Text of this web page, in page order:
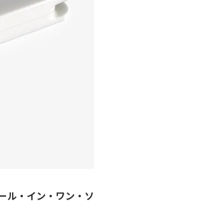
ル・イン・ワン・ソ